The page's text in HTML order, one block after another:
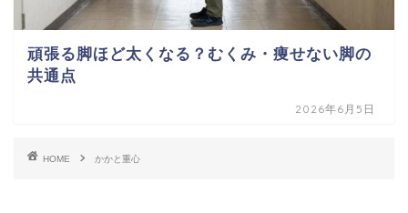
頑張る脚ほど太くなる？むくみ・痩せない脚の
共通点
2026年6月5日
HOME かかと重心